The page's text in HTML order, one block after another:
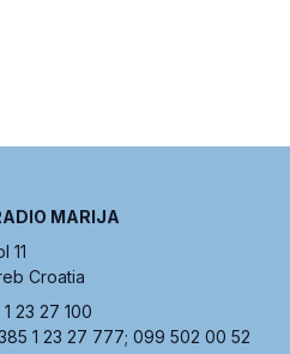
MARIJA
11
Croatia
23 27 100
1 23 27 777; 099 502 00 52